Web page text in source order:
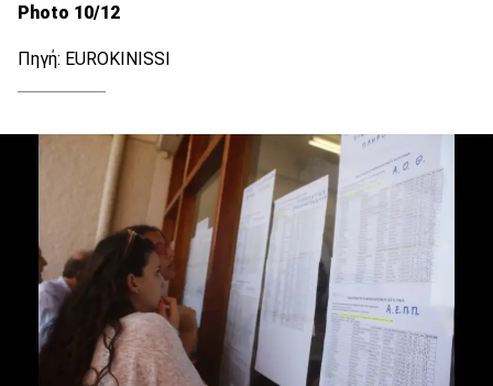
Photo 10/12
Πηγή: EUROKINISSI